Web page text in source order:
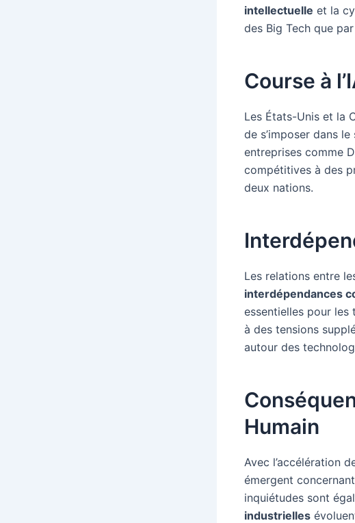
intellectuelle et la
des Big Tech que
Course à
Les États-Unis et la
de s’imposer dans
entreprises comme
compétitives à des
deux nations.
Les relations entre
interdépendances
essentielles pour
à des tensions
autour des
Humain
Avec l’accélération
émergent
inquiétudes sont
industrielles